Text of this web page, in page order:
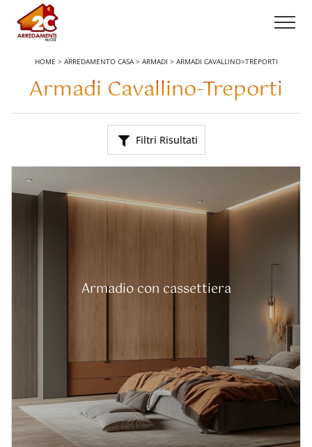
HOME > ARREDAMENTO CASA> ARMADI > ARMADI CAVALLINO>TREPORTI
Armadi Cavallino-Treporti
Filtri Risultati
Armadio con cassettiera